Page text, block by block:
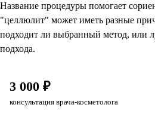
Название процедуры помогает
"целлюлит" может иметь разные
подходит ли выбранный метод, или
подхода.
3 000 ₽
консультация врача-косметолога